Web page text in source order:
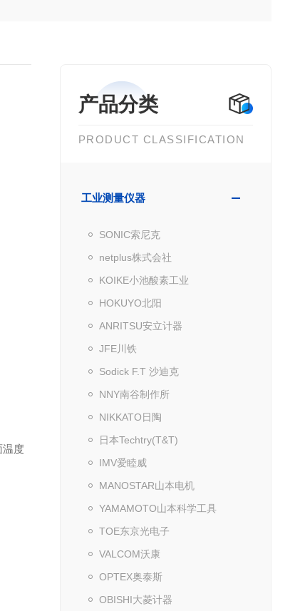
产品分类
PRODUCT CLASSIFICATION
工业测量仪器
SONIC索尼克
netplus株式会社
KOIKE小池酸素工业
HOKUYO北阳
ANRITSU安立计器
JFE川铁
Sodick F.T 沙迪克
NNY南谷制作所
NIKKATO日陶
日本Techtry(T&T)
IMV爱睦威
MANOSTAR山本电机
YAMAMOTO山本科学工具
TOE东京光电子
VALCOM沃康
OPTEX奥泰斯
OBISHI大菱计器
温度